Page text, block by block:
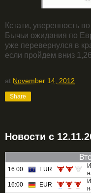
Кстати, уверенность
Бычьи ожидания по
уже перевернулся в
если пройдем вниз
at November 14, 2012
Share
Новости с
16:00 EUR
16:00 EUR